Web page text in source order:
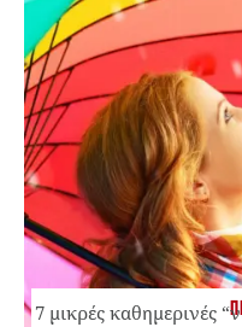
7 μικρές καθημερινές